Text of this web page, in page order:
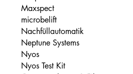
Maxspect
microbelift
Nachfüllautomatik
Neptune Systems
Nyos
Nyos Test Kit